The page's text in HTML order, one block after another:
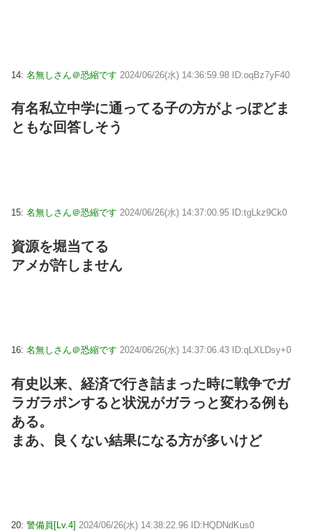
14: 名無しさん＠恐縮です 2024/06/26(水) 14:36:59.98 ID:oqBz7yF40
有名私立中学に通ってる子の方がよっぽどま
ともな回答しそう
15: 名無しさん＠恐縮です 2024/06/26(水) 14:37:00.95 ID:tgLkz9Ck0
資源を堀当てる
アメが許しません
16: 名無しさん＠恐縮です 2024/06/26(水) 14:37:06.43 ID:qLXLDsy+0
有史以来、経済で行き詰まった時に戦争でガ
ラガラポンすると状況がガラっと変わる例も
ある。
まあ、良くない結果になる方が多いけど
20: 警備員[Lv.4] 2024/06/26(水) 14:38:22.96 ID:HQDNdKus0